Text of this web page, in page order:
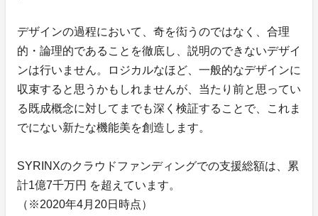
デザインの過程において、奇を衒うのではなく、合理
的・論理的であることを徹底し、説明のできないデザイ
ンは行いません。ロジカルなほど、一般的なデザインに
収束すると思うかもしれませんが、当たり前と思ってい
る既成概念に対してまでも深く検証することで、これま
でにない新たな機能美を創造します。
SYRINXのクラウドファンディングでの支援総額は、累
計1億7千万円 を超えています。
（※2020年4月20日時点）